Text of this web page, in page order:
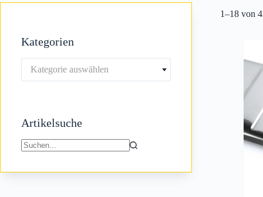
1–18 von
Kategorien
Kategorie auswählen
Artikelsuche